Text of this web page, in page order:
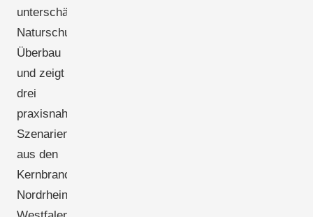
unterschätzten
Naturschutz-
Überbau
und zeigt
drei
praxisnahe
Szenarien
aus den
Kernbranchen
Nordrhein-